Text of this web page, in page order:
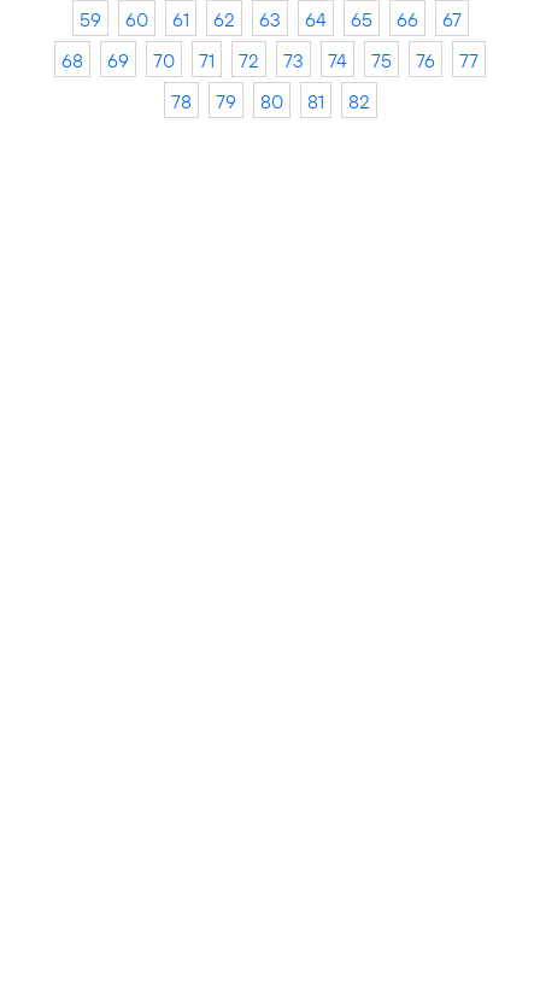
59
60 61 62 63 64 65 66
67
68
69 70 71 72 73 74 75 76
77
78
79 80 81 82